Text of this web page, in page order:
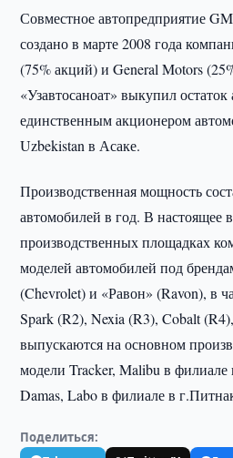
Совместное автопредприятие
создано в марте 2008 года
(75% акций) и General Motors
«Узавтосаноат» выкупил
единственным акционером
Uzbekistan в Асаке.
Производственная мощность
автомобилей в год. В настоящее
производственных площадках
моделей автомобилей под
(Chevrolet) и «Равон» (Ravon), в
Spark (R2), Nexia (R3), Cobalt
выпускаются на основном
модели Tracker, Malibu в
Damas, Labo в филиале в
Поделиться: